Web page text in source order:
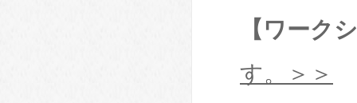
【ワーク
す。＞＞